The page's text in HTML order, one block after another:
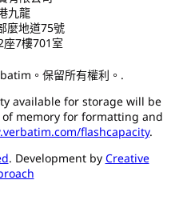
九龍
麼地道75號
座7樓701室
。保留所有權利。.
available for storage will be
of memory for formatting and
flashcapacity.
. Development by Creative